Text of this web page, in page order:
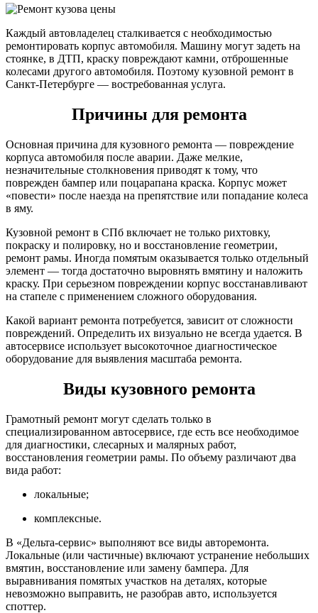
Каждый автовладелец сталкивается с необходимостью
ремонтировать корпус автомобиля. Машину могут задеть на
стоянке, в ДТП, краску повреждают камни, отброшенные
колесами другого автомобиля. Поэтому кузовной ремонт в
Санкт-Петербурге — востребованная услуга.
Причины для ремонта
Основная причина для кузовного ремонта — повреждение
корпуса автомобиля после аварии. Даже мелкие,
незначительные столкновения приводят к тому, что
поврежден бампер или поцарапана краска. Корпус может
«повести» после наезда на препятствие или попадание колеса
в яму.
Кузовной ремонт в СПб включает не только рихтовку,
покраску и полировку, но и восстановление геометрии,
ремонт рамы. Иногда помятым оказывается только отдельный
элемент — тогда достаточно выровнять вмятину и наложить
краску. При серьезном повреждении корпус восстанавливают
на стапеле с применением сложного оборудования.
Какой вариант ремонта потребуется, зависит от сложности
повреждений. Определить их визуально не всегда удается. В
автосервисе использует высокоточное диагностическое
оборудование для выявления масштаба ремонта.
Виды кузовного ремонта
Грамотный ремонт могут сделать только в
специализированном автосервисе, где есть все необходимое
для диагностики, слесарных и малярных работ,
восстановления геометрии рамы. По объему различают два
вида работ:
локальные;
комплексные.
В «Дельта-сервис» выполняют все виды авторемонта.
Локальные (или частичные) включают устранение небольших
вмятин, восстановление или замену бампера. Для
выравнивания помятых участков на деталях, которые
невозможно выправить, не разобрав авто, используется
споттер.